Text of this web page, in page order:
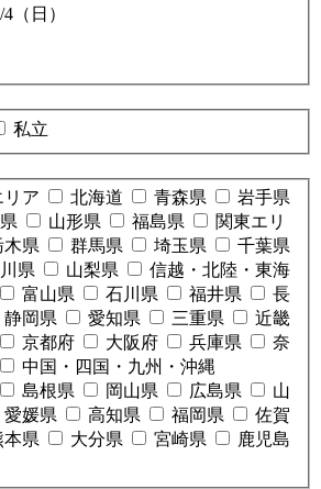
4（日）
私立
リア
北海道 青森県
岩手県
山形県 福島県
関東エリ
木県 群馬県 埼玉県
千葉県
県 山梨県
信越・北陸・東海
富山県 石川県 福井県
長
静岡県 愛知県 三重県
近畿
京都府 大阪府 兵庫県
奈
中国・四国・九州・沖縄
島根県 岡山県 広島県
山
愛媛県 高知県 福岡県
佐賀
本県 大分県 宮崎県
鹿児島